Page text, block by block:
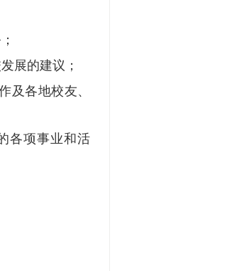
展的建议；
及各地校友、
各项事业和活